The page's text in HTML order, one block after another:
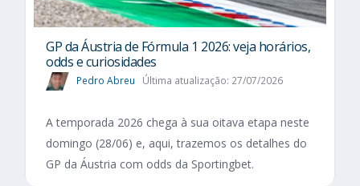
GP da Áustria de Fórmula 1 2026: veja horários,
odds e curiosidades
Pedro Abreu Última atualização: 27/07/2026
A temporada 2026 chega à sua oitava etapa neste
domingo (28/06) e, aqui, trazemos os detalhes do
GP da Áustria com odds da Sportingbet.